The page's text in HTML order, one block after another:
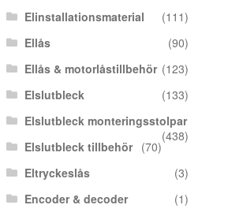
Elinstallationsmaterial
(111)
Ellås
(90)
Ellås & motorlåstillbehör (123)
Elslutbleck
(133)
Elslutbleck monteringsstolpar
(438)
Elslutbleck tillbehör
(70)
Eltryckeslås
(3)
Encoder & decoder
(1)